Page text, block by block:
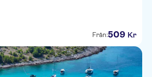
Från:509 Kr